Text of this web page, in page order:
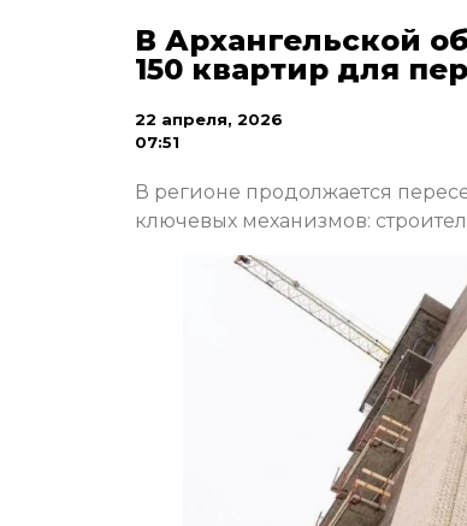
В Архангельской
150 квартир для
22 апреля, 2026
07:51
В регионе продолжается
ключевых механизмов: